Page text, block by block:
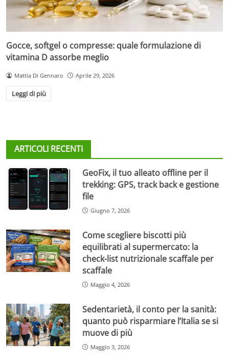
Gocce, softgel o compresse: quale formulazione di
vitamina D assorbe meglio
Mattia Di Gennaro Aprile 29, 2026
Leggi di più
ARTICOLI RECENTI
GeoFix, il tuo alleato offline per il
trekking: GPS, track back e gestione
file
Giugno 7, 2026
Come scegliere biscotti più
equilibrati al supermercato: la
check-list nutrizionale scaffale per
scaffale
Maggio 4, 2026
Sedentarietà, il conto per la sanità:
quanto può risparmiare l’Italia se si
muove di più
Maggio 3, 2026